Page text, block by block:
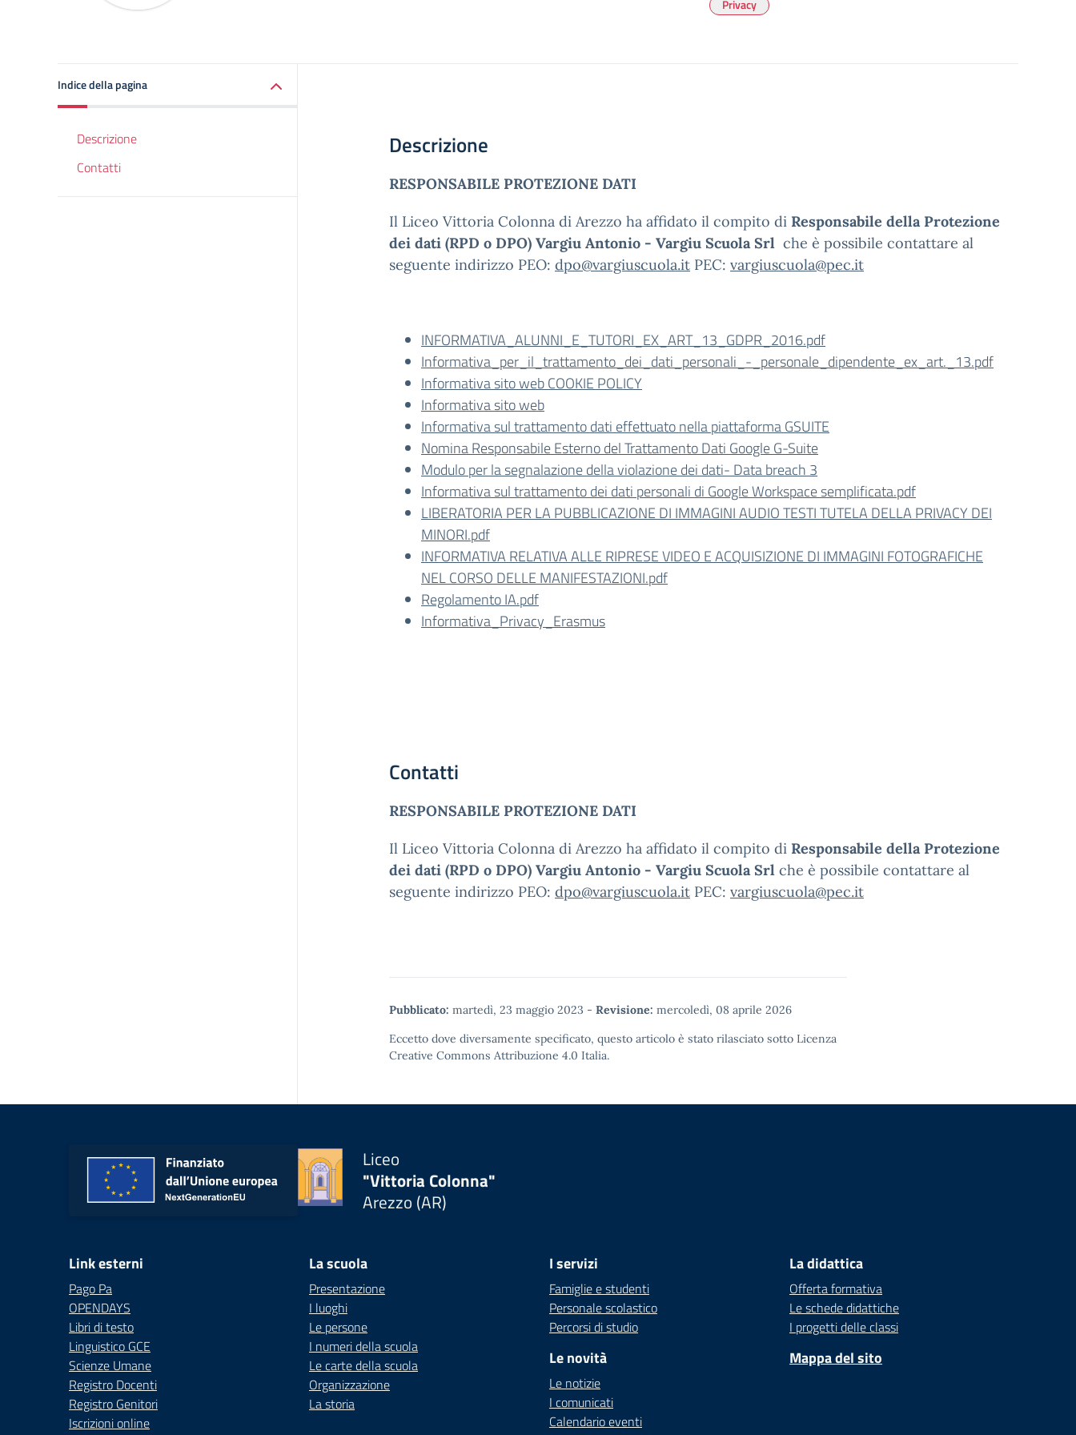
Privacy
Indice della pagina
Descrizione
Contatti
Descrizione
RESPONSABILE PROTEZIONE DATI
Il Liceo Vittoria Colonna di Arezzo ha affidato il compito di Responsabile della Protezione
dei dati (RPD o DPO) Vargiu Antonio - Vargiu Scuola Srl che è possibile contattare al
seguente indirizzo PEO: dpo@vargiuscuola.it PEC: vargiuscuola@pec.it
INFORMATIVA_ALUNNI_E_TUTORI_EX_ART_13_GDPR_2016.pdf
Informativa_per_il_trattamento_dei_dati_personali_-_personale_dipendente_ex_art._13.pdf
Informativa sito web COOKIE POLICY
Informativa sito web
Informativa sul trattamento dati effettuato nella piattaforma GSUITE
Nomina Responsabile Esterno del Trattamento Dati Google G-Suite
Modulo per la segnalazione della violazione dei dati- Data breach 3
Informativa sul trattamento dei dati personali di Google Workspace semplificata.pdf
LIBERATORIA PER LA PUBBLICAZIONE DI IMMAGINI AUDIO TESTI TUTELA DELLA PRIVACY DEI
MINORI.pdf
INFORMATIVA RELATIVA ALLE RIPRESE VIDEO E ACQUISIZIONE DI IMMAGINI FOTOGRAFICHE
NEL CORSO DELLE MANIFESTAZIONI.pdf
Regolamento IA.pdf
Informativa_Privacy_Erasmus
Contatti
RESPONSABILE PROTEZIONE DATI
Il Liceo Vittoria Colonna di Arezzo ha affidato il compito di Responsabile della Protezione
dei dati (RPD o DPO) Vargiu Antonio - Vargiu Scuola Srl che è possibile contattare al
seguente indirizzo PEO: dpo@vargiuscuola.it PEC: vargiuscuola@pec.it
Pubblicato: martedì, 23 maggio 2023 - Revisione: mercoledì, 08 aprile 2026
Eccetto dove diversamente specificato, questo articolo è stato rilasciato sotto Licenza
Creative Commons Attribuzione 4.0 Italia.
Liceo
"Vittoria Colonna"
Arezzo (AR)
Link esterni
Pago Pa
OPENDAYS
Libri di testo
Linguistico GCE
Scienze Umane
Registro Docenti
Registro Genitori
Iscrizioni online
La scuola
Presentazione
I luoghi
Le persone
I numeri della scuola
Le carte della scuola
Organizzazione
La storia
I servizi
Famiglie e studenti
Personale scolastico
Percorsi di studio
Le novità
Le notizie
I comunicati
Calendario eventi
La didattica
Offerta formativa
Le schede didattiche
I progetti delle classi
Mappa del sito